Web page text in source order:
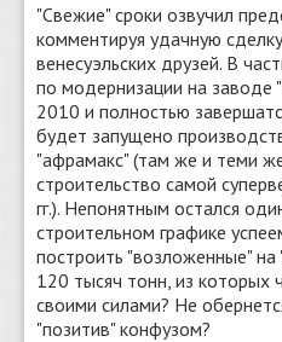
"Свежие" сроки озвучил
комментируя удачную
венесуэльских друзей. В
по модернизации на заводе
2010 и полностью
будет запущено
"афрамакс" (там же и теми
строительство самой
гг.). Непонятным остался
строительном графике
построить "возложенные"
120 тысяч тонн, из которых
своими силами? Не
"позитив" конфузом?